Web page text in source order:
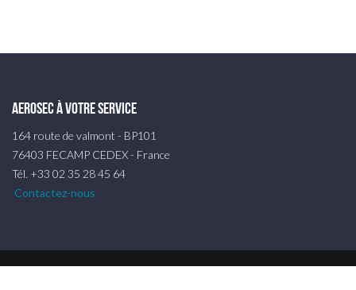
AEROSEC à votre service
164 route de valmont - BP101
76403 FECAMP CEDEX - France
Tél. +33 02 35 28 45 64
Contactez-nous